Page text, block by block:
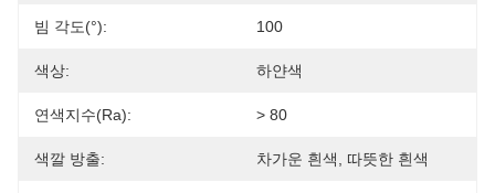
빔 각도(°): 100
색상: 하얀색
연색지수(Ra): > 80
색깔 방출: 차가운 흰색, 따뜻한 흰색